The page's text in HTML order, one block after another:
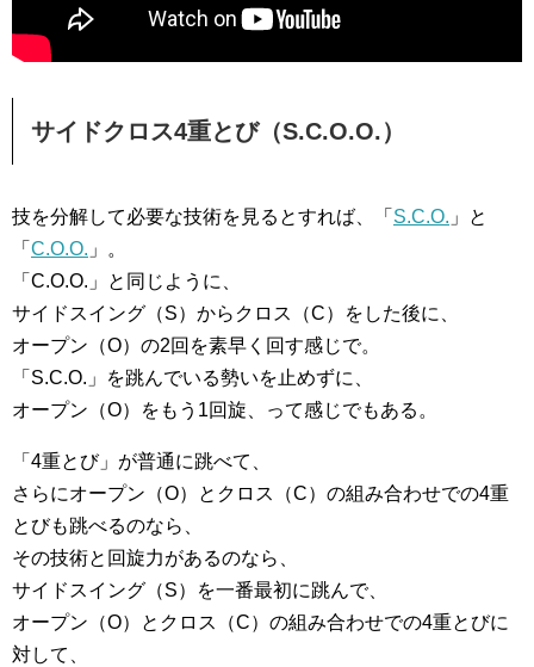
サイドクロス4重とび（S.C.O.O.）
技を分解して必要な技術を見るとすれば、「 S.C.O. 」と
「 C.O.O. 」。
「C.O.O.」と同じように、
サイドスイング（S）からクロス（C）をした後に、
オープン（O）の2回を素早く回す感じで。
「S.C.O.」を跳んでいる勢いを止めずに、
オープン（O）をもう1回旋、って感じでもある。
「4重とび」が普通に跳べて、
さらにオープン（O）とクロス（C）の組み合わせでの4重
とびも跳べるのなら、
その技術と回旋力があるのなら、
サイドスイング（S）を一番最初に跳んで、
オープン（O）とクロス（C）の組み合わせでの4重とびに
対して、